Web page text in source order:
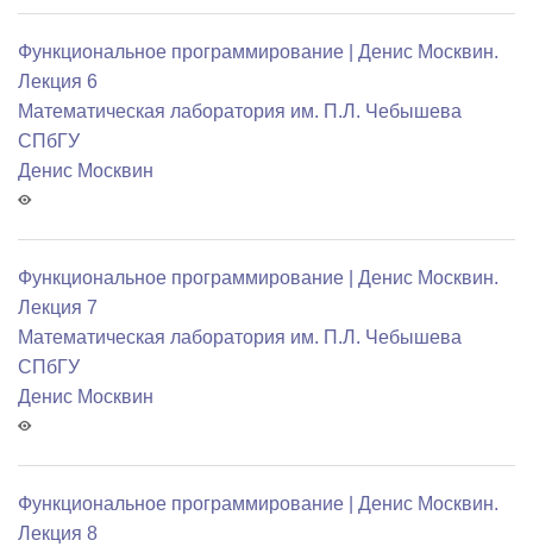
Функциональное программирование | Денис Москвин.
Лекция 6
Математичеcкая лаборатория им. П.Л. Чебышева
СПбГУ
Денис Москвин
Функциональное программирование | Денис Москвин.
Лекция 7
Математичеcкая лаборатория им. П.Л. Чебышева
СПбГУ
Денис Москвин
Функциональное программирование | Денис Москвин.
Лекция 8